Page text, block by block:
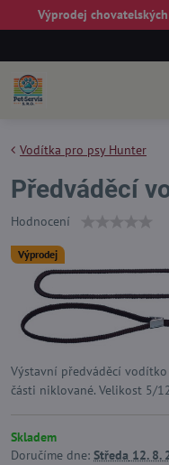
Výprodej
Výprodej
Vodítka pro psy Hunter
Předváděcí
Hodnocení
Výstavní předváděcí
části niklované. Velikost 5/
Skladem
Doručíme dne: Středa 12. 8.